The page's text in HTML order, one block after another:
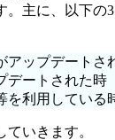
。主に、以下の
アップデートさ
デートされた時
を利用している
いきます。